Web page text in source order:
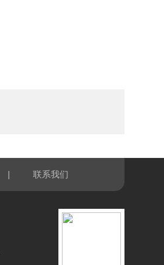
| 联系我们